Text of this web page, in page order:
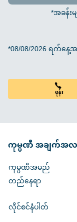
*အခန်
*08/08/2026 ရက်
ဖုန်း
ကုမ္ပဏီ အချက်အ
ကုမ္ပဏီအမည်
တည်နေရာ
လိုင်စင်နံပါတ်